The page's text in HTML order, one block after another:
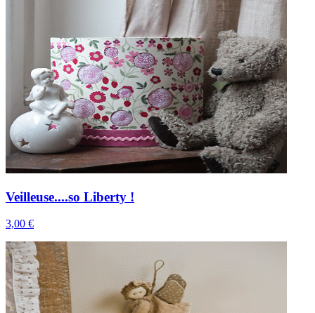
Veilleuse....so Liberty !
3,00 €